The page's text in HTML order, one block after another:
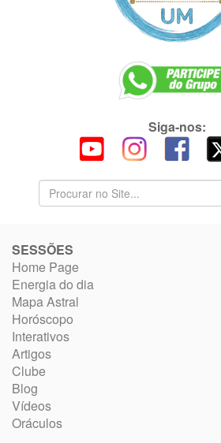
Siga-nos:
SESSÕES
Home Page
Energia do dia
Mapa Astral
Horóscopo
Interativos
Artigos
Clube
Blog
Vídeos
Oráculos